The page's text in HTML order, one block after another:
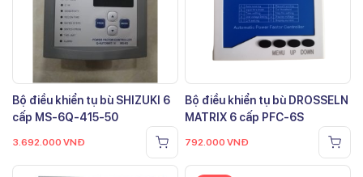
Bộ điều khiển tụ bù SHIZUKI 6
cấp MS-6Q-415-50
3.692.000 VNĐ
Bộ điều khiển tụ bù DROSSELN
MATRIX 6 cấp PFC-6S
792.000 VNĐ